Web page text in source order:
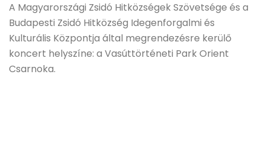
A Magyarországi Zsidó Hitközségek Szövetsége és a
Budapesti Zsidó Hitközség Idegenforgalmi és
Kulturális Központja által megrendezésre kerülő
koncert helyszíne: a Vasúttörténeti Park Orient
Csarnoka.